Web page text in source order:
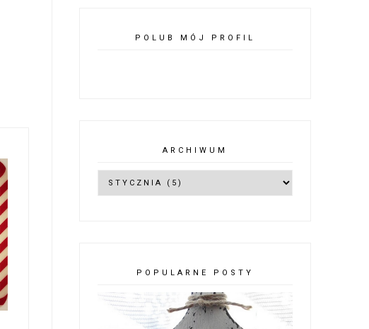
POLUB MÓJ PROFIL
ARCHIWUM
POPULARNE POSTY